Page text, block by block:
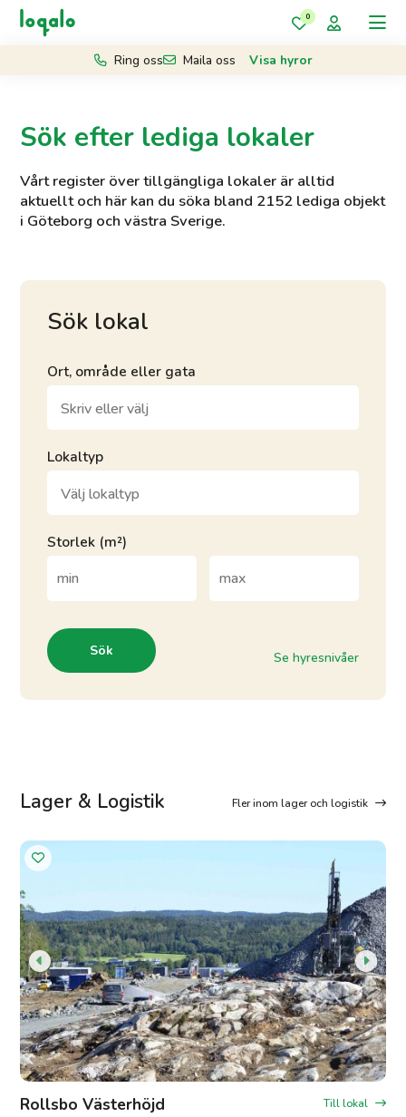
Ring oss Maila oss Visa hyror
0
Sök efter lediga lokaler
Vårt register över tillgängliga lokaler är alltid
aktuellt och här kan du söka bland 2152 lediga objekt
i Göteborg och västra Sverige.
Sök lokal
Ort, område eller gata
Lokaltyp
Storlek (m²)
Se hyresnivåer
Lager & Logistik Fler inom lager och logistik
Rollsbo Västerhöjd Till lokal